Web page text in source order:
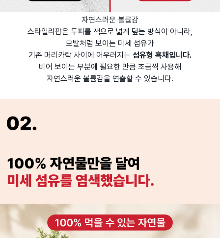
자연스러운 볼륨감
스타일리팝은 두피를 색으로 넓게 덮는 방식이 아니라,
모발처럼 보이는 미세 섬유가
기존 머리카락 사이에 어우러지는 섬유형 흑채입니다.
비어 보이는 부분에 필요한 만큼 조금씩 사용해
자연스러운 볼륨감을 연출할 수 있습니다.